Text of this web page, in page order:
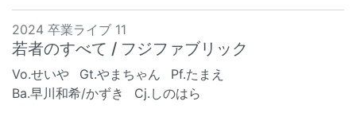
2024 卒業ライブ 11
若者のすべて / フジファブリック
Vo.せいや Gt.やまちゃん
Pf.たまえ
Ba.早川和希/かずき
Cj.しのはら